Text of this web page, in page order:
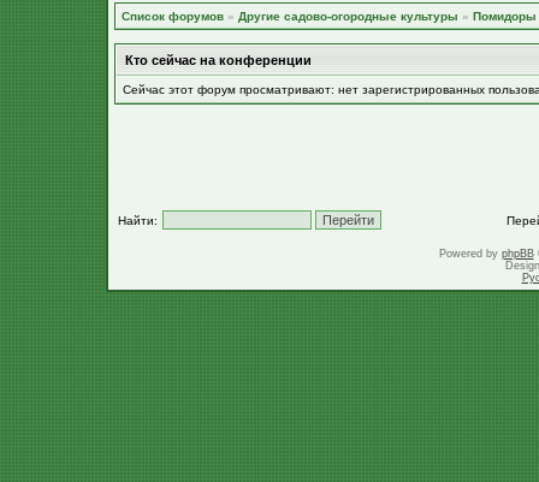
Список форумов » Другие садово-огородные культуры » Помидоры
Кто сейчас на конференции
Сейчас этот форум просматривают: нет зарегистрированных
Найти:
Powered by phpBB